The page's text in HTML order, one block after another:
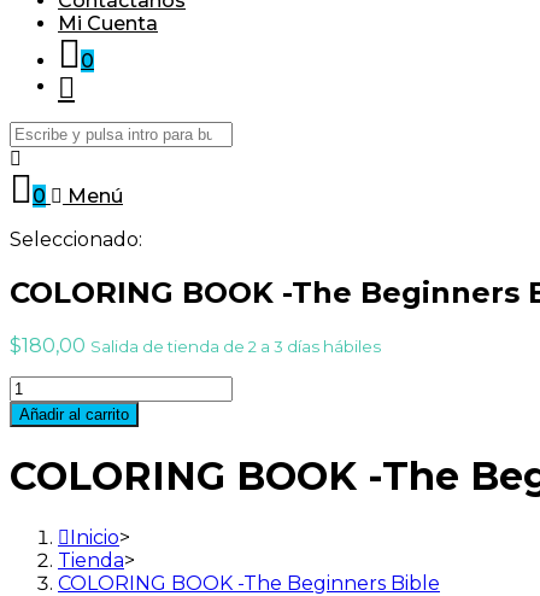
Mi Cuenta
0
Buscar:
0
Menú
Seleccionado:
COLORING BOOK -The Beginners
$180,00 Salida de tienda de 2 a 3 días hábiles
COLORING
BOOK
-
Beginners
cantidad
Añadir al carrito
COLORING BOOK -The
Inicio>
Tienda>
COLORING BOOK -The Beginners Bible